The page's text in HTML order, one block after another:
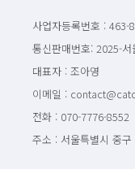
사업자등록번호 : 463-
통신판매번호: 2025-
대표자 : 조아영
이메일 :
전화 : 070-7776-8552
주소 : 서울특별시 중